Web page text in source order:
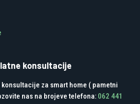
konsultacije
za smart home ( pametni
nas na brojeve telefona: 062 441